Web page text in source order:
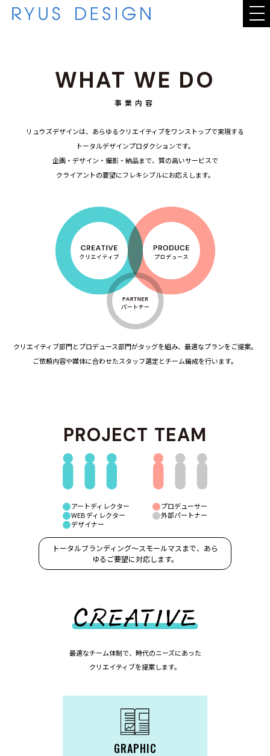
WHAT WE DO
事業内容
リュウズデザインは、あらゆるクリエイティブをワンストップで実現する
トータルデザインプロダクションです。
企画・デザイン・撮影・納品まで、質の高いサービスで
クライアントの要望にフレキシブルにお応えします。
クリエイティブ部門とプロデュース部門がタッグを組み、最適なプランをご提案。
ご依頼内容や媒体に合わせたスタッフ選定とチーム編成を行います。
アートディレクター
WEB ディレクター
デザイナー
PROJECT TEAM
プロデューサー
外部パートナー
トータルブランディング〜スモールマスまで、あら
ゆるご要望に対応します。
最適なチーム体制で、時代のニーズにあった
クリエイティブを提案します。
GRAPHIC
WHAT WE DO
STAFF
COMPANY
CONTACT